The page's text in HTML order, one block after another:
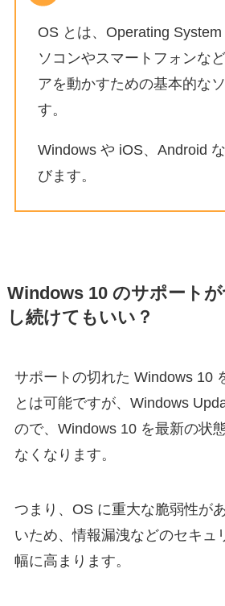
OS とは、Operating
ソコンやスマートフォンな
アを動かすための基本的な
す。
Windows や iOS、Android
びます。
Windows 10 のサポート
し続けてもいい？
サポートの切れた Windows 10
とは可能ですが、Windows
ので、Windows 10 を最新の状
なくなります。
つまり、OS に重大な脆弱性が
いため、情報漏洩などのセキュ
幅に高まります。